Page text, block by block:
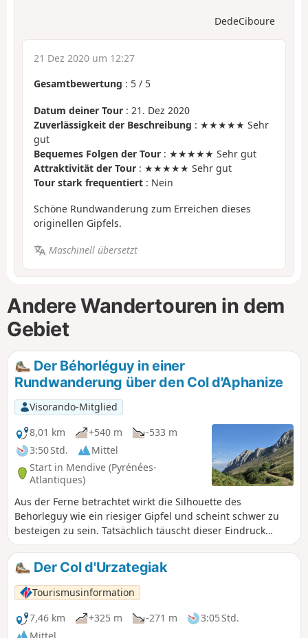
DedeCiboure
21 Dez 2020 um 12:27
Gesamtbewertung : 5 / 5
Datum deiner Tour : 21. Dez 2020
Zuverlässigkeit der Beschreibung : ★★★★★ Sehr
gut
Bequemes Folgen der Tour : ★★★★★ Sehr gut
Attraktivität der Tour : ★★★★★ Sehr gut
Tour stark frequentiert : Nein
Schöne Rundwanderung zum Erreichen dieses
originellen Gipfels.
Maschinell übersetzt
Andere Wandertouren in dem
Gebiet
Der Béhorléguy in einer
Rundwanderung über den Col d'Aphanize
Visorando-Mitglied
8,01 km
+540 m
-533 m
3:50 Std.
Mittel
Start in Mendive (Pyrénées-
Atlantiques)
Aus der Ferne betrachtet wirkt die Silhouette des
Behorleguy wie ein riesiger Gipfel und scheint schwer zu
besteigen zu sein. Tatsächlich täuscht dieser Eindruck
jedoch, denn wenn man seine Südseite erreicht, hat er eher
eine abgerundete Form. Es handelt sich um eine riesige
Kalksteinfalte, die das Arbailles-Massiv ankündigt. Vom
Gipfel aus hat man einen herrlichen Blick auf den Pic des
Escaliers im Süden und das Arbailles-Massiv im Norden..
Am Col d'Aphanize kann man eine 500 m tiefe senkrechte
Schlucht sehen, einen der tiefsten Schlote der Welt.
Der Col d'Urzategiak
Tourismusinformation
7,46 km
+325 m -271 m
3:05 Std.